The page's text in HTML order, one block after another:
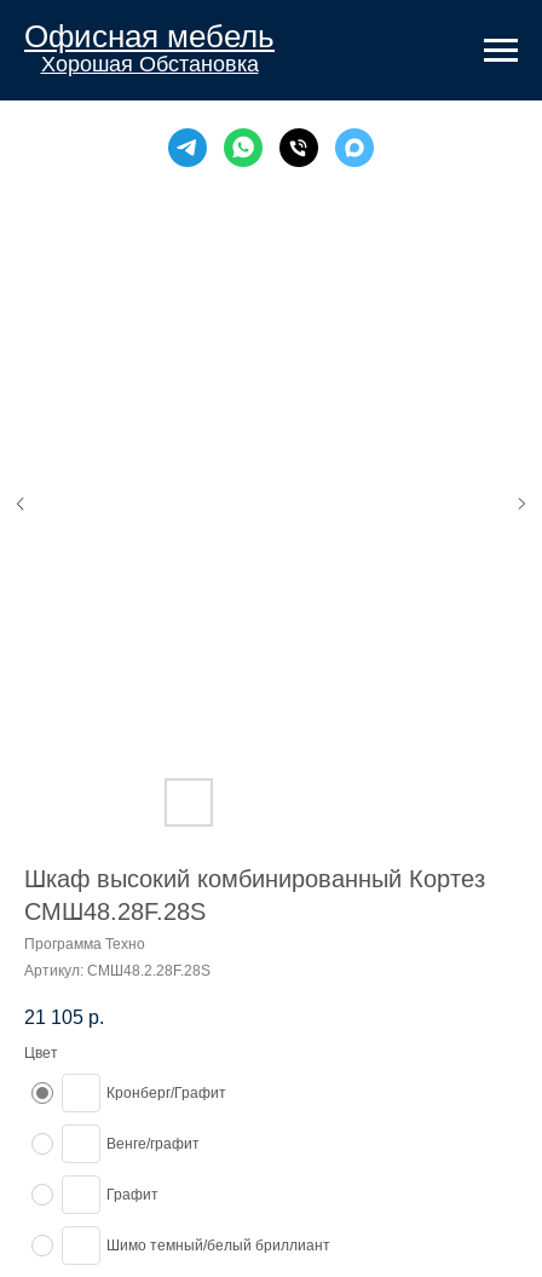
Офисная мебель
Хорошая Обстановка
Шкаф высокий комбинированный Кортез
СМШ48.28F.28S
Программа Техно
Артикул: СМШ48.2.28F.28S
21 105 р.
Цвет
Кронберг/Графит
Венге/графит
Графит
Шимо темный/белый бриллиант